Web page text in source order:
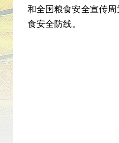
和全国粮食安全宣传
食安全防线。